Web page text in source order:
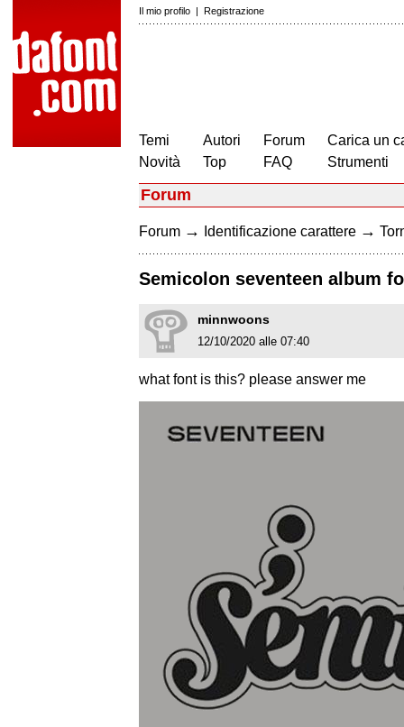
Il mio profilo | Registrazione
Temi
Novità
Autori
Top
Forum
FAQ
Carica un
Strumenti
Forum
Forum → Identificazione carattere →
Semicolon seventeen album
minnwoons
12/10/2020 alle 07:40
what font is this? please answer me